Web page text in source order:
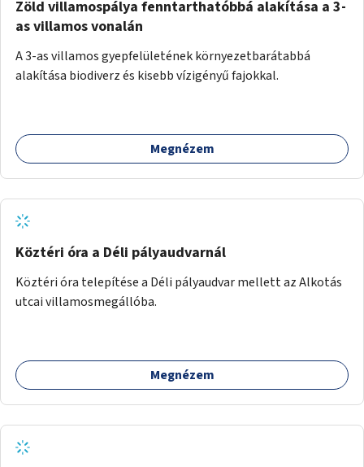
Zöld villamospálya fenntarthatóbbá alakítása a 3-
as villamos vonalán
A 3-as villamos gyepfelületének környezetbarátabbá
alakítása biodiverz és kisebb vízigényű fajokkal.
Megnézem
Köztéri óra a Déli pályaudvarnál
Köztéri óra telepítése a Déli pályaudvar mellett az Alkotás
utcai villamosmegállóba.
Megnézem